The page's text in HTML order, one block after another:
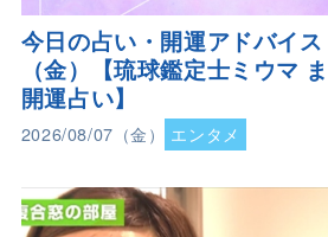
今日の占い・開運アドバイ
（金）【琉球鑑定士ミウマ
開運占い】
2026/08/07（金） エンタメ